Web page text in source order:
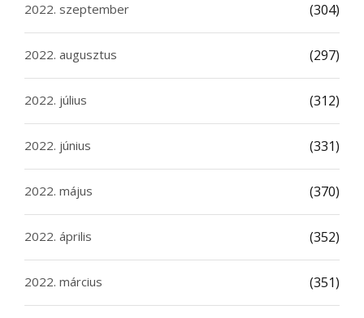
2022. szeptember (304)
2022. augusztus (297)
2022. július (312)
2022. június (331)
2022. május (370)
2022. április (352)
2022. március (351)